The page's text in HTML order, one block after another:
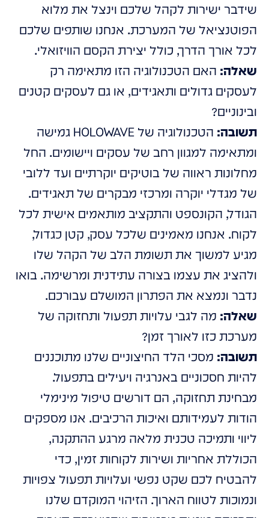
שידבר ישירות לקהל שלכם וינצל את מלוא
הפוטנציאל של המערכת. אנחנו שותפים שלכם
לכל אורך הדרך, כולל יצירת הקסם הוויזואלי.
שאלה: האם הטכנולוגיה הזו מתאימה רק
לעסקים גדולים ותאגידים, או גם לעסקים קטנים
ובינוניים?
תשובה:
הטכנולוגיה של HOLOWAVE גמישה
ומתאימה למגוון רחב של עסקים ויישומים. החל
מחלונות ראווה של בוטיקים יוקרתיים ועד ללובי
של מגדלי יוקרה ומרכזי מבקרים של תאגידים.
הגודל, הקונספט והתקציב מותאמים אישית לכל
לקוח. אנחנו מאמינים שלכל עסק, קטן כגדול,
מגיע למשוך את תשומת הלב של הקהל שלו
ולהציג את עצמו בצורה עתידנית ומרשימה. בואו
נדבר ונמצא את הפתרון המושלם עבורכם.
שאלה: מה לגבי עלויות תפעול ותחזוקה של
מערכת כזו לאורך זמן?
תשובה: מסכי הלד החיצוניים שלנו מתוכננים
להיות חסכוניים באנרגיה ויעילים בתפעול.
מבחינת תחזוקה, הם דורשים טיפול מינימלי
הודות לעמידותם ואיכות הרכיבים. אנו מספקים
ליווי ותמיכה טכנית מלאה מרגע ההתקנה,
הכוללת אחריות ושירות לקוחות זמין, כדי
להבטיח לכם שקט נפשי ועלויות תפעול צפויות
ונמוכות לטווח הארוך. הזיהוי המוקדם שלנו